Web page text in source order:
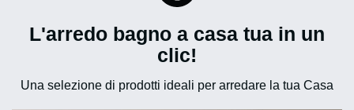
L'arredo bagno a casa tua in un
clic!
Una selezione di prodotti ideali per arredare la tua Casa